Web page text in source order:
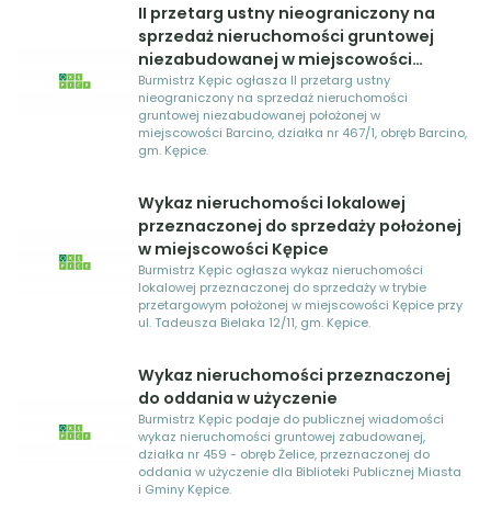
II przetarg ustny nieograniczony na
sprzedaż nieruchomości gruntowej
niezabudowanej w miejscowości
Barcino
Burmistrz Kępic ogłasza II przetarg ustny
nieograniczony na sprzedaż nieruchomości
gruntowej niezabudowanej położonej w
miejscowości Barcino, działka nr 467/1, obręb Barcino,
gm. Kępice.
Wykaz nieruchomości lokalowej
przeznaczonej do sprzedaży położonej
w miejscowości Kępice
Burmistrz Kępic ogłasza wykaz nieruchomości
lokalowej przeznaczonej do sprzedaży w trybie
przetargowym położonej w miejscowości Kępice przy
ul. Tadeusza Bielaka 12/11, gm. Kępice.
Wykaz nieruchomości przeznaczonej
do oddania w użyczenie
Burmistrz Kępic podaje do publicznej wiadomości
wykaz nieruchomości gruntowej zabudowanej,
działka nr 459 - obręb Żelice, przeznaczonej do
oddania w użyczenie dla Biblioteki Publicznej Miasta
i Gminy Kępice.